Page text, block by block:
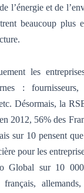
l’énergie et de
beaucoup plus
les
: fournisseurs,
Désormais, la
2012, 56% des
sur 10 pensent
pour les
Global sur 10 000